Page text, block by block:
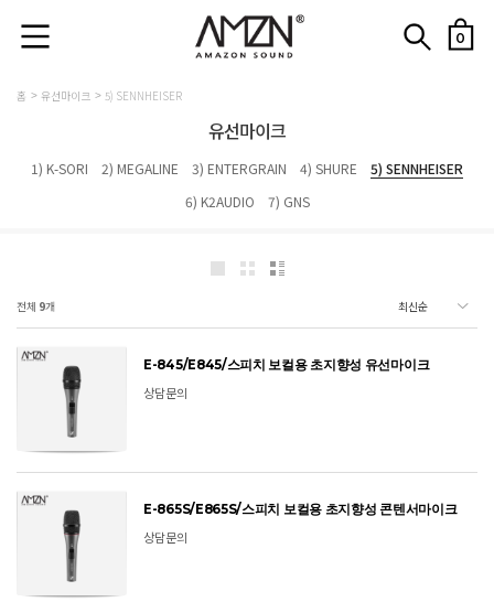
0
홈 유선마이크 5) SENNHEISER
유선마이크
1) K-SORI 2) MEGALINE 3) ENTERGRAIN 4) SHURE
5) SENNHEISER
6) K2AUDIO
7) GNS
전체 9개
E-845/E845/스피치 보컬용 초지향성 유선마이크
상담문의
E-865S/E865S/스피치 보컬용 초지향성 콘텐서마이크
상담문의